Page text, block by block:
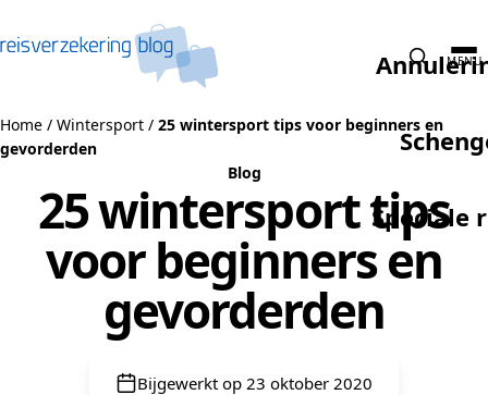
Speciale
MENU
Home / Wintersport / 25 wintersport tips voor beginners en
gevorderden
Blog
25 wintersport tips
voor beginners en
gevorderden
Bijgewerkt op 23 oktober 2020